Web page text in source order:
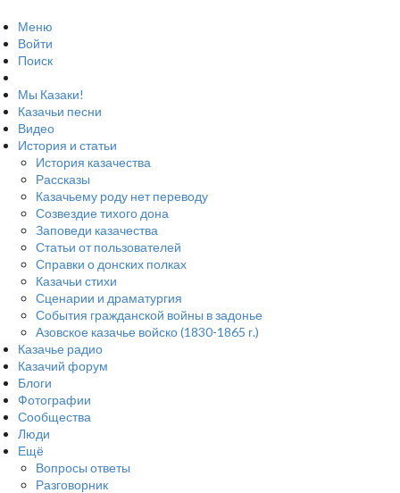
Меню
Войти
Поиск
Мы Казаки!
Казачьи песни
Видео
История и статьи
История казачества
Рассказы
Казачьему роду нет переводу
Созвездие тихого дона
Заповеди казачества
Статьи от пользователей
Справки о донских полках
Казачьи стихи
Сценарии и драматургия
События гражданской войны в задонье
Азовское казачье войско (1830-1865 г.)
Казачье радио
Казачий форум
Блоги
Фотографии
Сообщества
Люди
Ещё
Вопросы ответы
Разговорник